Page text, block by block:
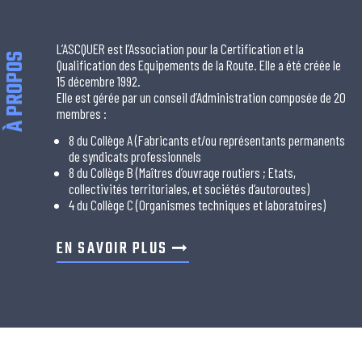
À PROPOS
L’ASCQUER est l’Association pour la Certification et la
Qualification des Equipements de la Route. Elle a été créée le
15 décembre 1992.
Elle est gérée par un conseil d’Administration composée de 20
membres :
8 du Collège A (Fabricants et/ou représentants permanents
de syndicats professionnels
8 du Collège B (Maîtres d’ouvrage routiers ; Etats,
collectivités territoriales, et sociétés d’autoroutes)
4 du Collège C (Organismes techniques et laboratoires)
EN SAVOIR PLUS